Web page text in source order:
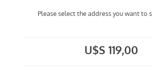
Please select the address you want to
U$S 119,00